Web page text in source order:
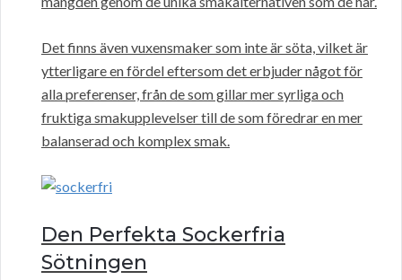
Det finns även vuxensmaker som inte är söta, vilket är
ytterligare en fördel eftersom det erbjuder något för
alla preferenser, från de som gillar mer syrliga och
fruktiga smakupplevelser till de som föredrar en mer
balanserad och komplex smak.
Den Perfekta Sockerfria
Sötningen